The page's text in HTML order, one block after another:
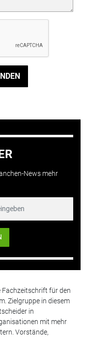
News mehr
für den
Zielgruppe in diesem
in
mit mehr
Vorstände,